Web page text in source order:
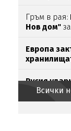
Гръм в рая:
Нов дом"
Европа
Русия
товари в
армейски
Всички